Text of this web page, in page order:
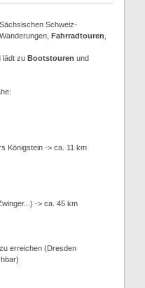
Schweiz-
Fahrradtouren
lädt zu Bootstouren und
Königstein -> ca. 11 km
-> ca. 45 km
erreichen (Dresden